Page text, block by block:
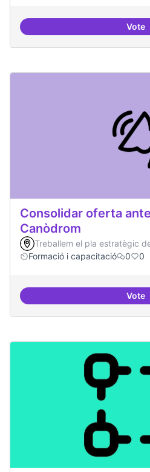
Vote
Consolidar oferta
Canòdrom
Treballem el pla estratègic
Formació i capacitació
0 0
Vote